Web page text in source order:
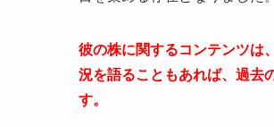
彼の株に関するコンテンツは
況を語ることもあれば、過去
す。